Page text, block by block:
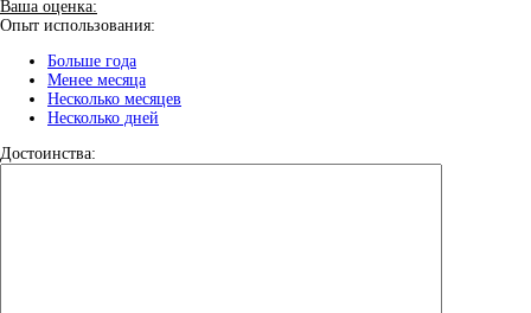
Ваша оценка:
Опыт использования:
Больше года
Менее месяца
Несколько месяцев
Несколько дней
Достоинства: